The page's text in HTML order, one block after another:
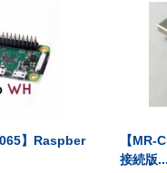
】Raspber
【MR-
接続版...